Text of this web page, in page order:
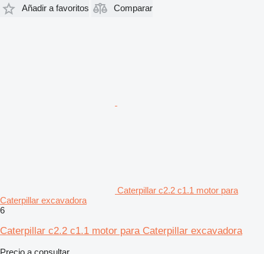
Añadir a favoritos
Comparar
Caterpillar c2.2 c1.1 motor para
Caterpillar excavadora
6
Caterpillar c2.2 c1.1 motor para Caterpillar excavadora
Precio a consultar